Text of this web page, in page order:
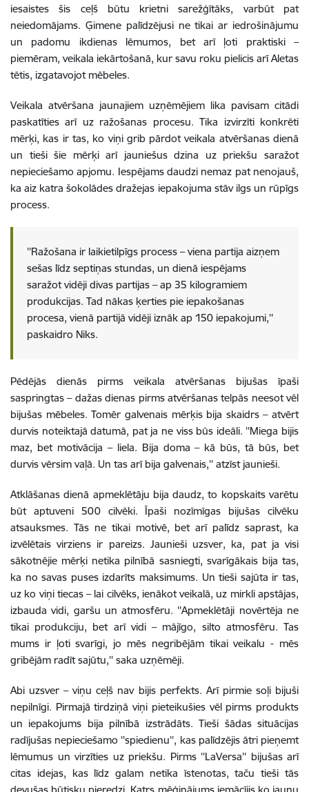
iesaistes šis ceļš būtu krietni sarežģītāks, varbūt pat
neiedomājams. Ģimene palīdzējusi ne tikai ar iedrošinājumu
un padomu ikdienas lēmumos, bet arī ļoti praktiski –
piemēram, veikala iekārtošanā, kur savu roku pielicis arī Aletas
tētis, izgatavojot mēbeles.
Veikala atvēršana jaunajiem uzņēmējiem lika pavisam citādi
paskatīties arī uz ražošanas procesu. Tika izvirzīti konkrēti
mērķi, kas ir tas, ko viņi grib pārdot veikala atvēršanas dienā
un tieši šie mērķi arī jauniešus dzina uz priekšu saražot
nepieciešamo apjomu. Iespējams daudzi nemaz pat nenojauš,
ka aiz katra šokolādes dražejas iepakojuma stāv ilgs un rūpīgs
process.
''Ražošana ir laikietilpīgs process – viena partija aizņem
sešas līdz septiņas stundas, un dienā iespējams
saražot vidēji divas partijas – ap 35 kilogramiem
produkcijas. Tad nākas ķerties pie iepakošanas
procesa, vienā partijā vidēji iznāk ap 150 iepakojumi,''
paskaidro Niks.
Pēdējās dienās pirms veikala atvēršanas bijušas īpaši
saspringtas – dažas dienas pirms atvēršanas telpās neesot vēl
bijušas mēbeles. Tomēr galvenais mērķis bija skaidrs – atvērt
durvis noteiktajā datumā, pat ja ne viss būs ideāli. ''Miega bijis
maz, bet motivācija – liela. Bija doma – kā būs, tā būs, bet
durvis vērsim vaļā. Un tas arī bija galvenais,'' atzīst jaunieši.
Atklāšanas dienā apmeklētāju bija daudz, to kopskaits varētu
būt aptuveni 500 cilvēki. Īpaši nozīmīgas bijušas cilvēku
atsauksmes. Tās ne tikai motivē, bet arī palīdz saprast, ka
izvēlētais virziens ir pareizs. Jaunieši uzsver, ka, pat ja visi
sākotnējie mērķi netika pilnībā sasniegti, svarīgākais bija tas,
ka no savas puses izdarīts maksimums. Un tieši sajūta ir tas,
uz ko viņi tiecas – lai cilvēks, ienākot veikalā, uz mirkli apstājas,
izbauda vidi, garšu un atmosfēru. ''Apmeklētāji novērtēja ne
tikai produkciju, bet arī vidi – mājīgo, silto atmosfēru. Tas
mums ir ļoti svarīgi, jo mēs negribējām tikai veikalu - mēs
gribējām radīt sajūtu,'' saka uzņēmēji.
Abi uzsver – viņu ceļš nav bijis perfekts. Arī pirmie soļi bijuši
nepilnīgi. Pirmajā tirdziņā viņi pieteikušies vēl pirms produkts
un iepakojums bija pilnībā izstrādāts. Tieši šādas situācijas
radījušas nepieciešamo ''spiedienu'', kas palīdzējis ātri pieņemt
lēmumus un virzīties uz priekšu. Pirms ''LaVersa'' bijušas arī
citas idejas, kas līdz galam netika īstenotas, taču tieši tās
devušas būtisku pieredzi. Katrs mēģinājums iemācījis ko jaunu